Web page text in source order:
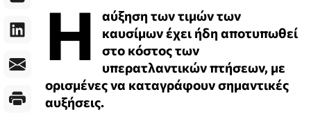
Η
αύξηση των τιμών των
καυσίμων έχει ήδη αποτυπωθεί
στο κόστος των
υπερατλαντικών πτήσεων, με
ορισμένες να καταγράφουν σημαντικές
αυξήσεις.